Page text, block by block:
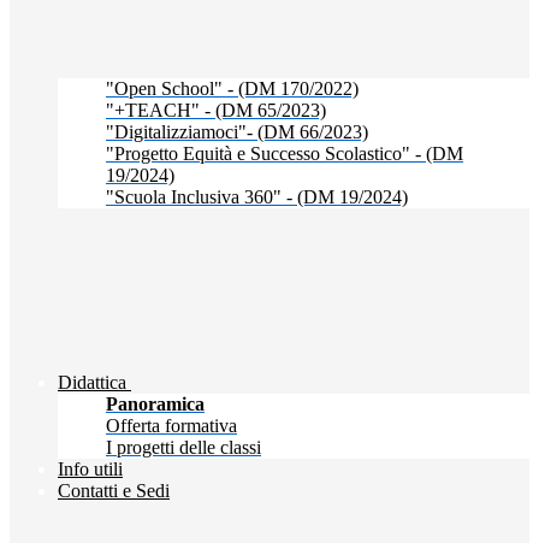
"Open School" - (DM 170/2022)
"+TEACH" - (DM 65/2023)
"Digitalizziamoci"- (DM 66/2023)
"Progetto Equità e Successo Scolastico" - (DM
19/2024)
"Scuola Inclusiva 360" - (DM 19/2024)
Didattica
Panoramica
Offerta formativa
I progetti delle classi
Info utili
Contatti e Sedi